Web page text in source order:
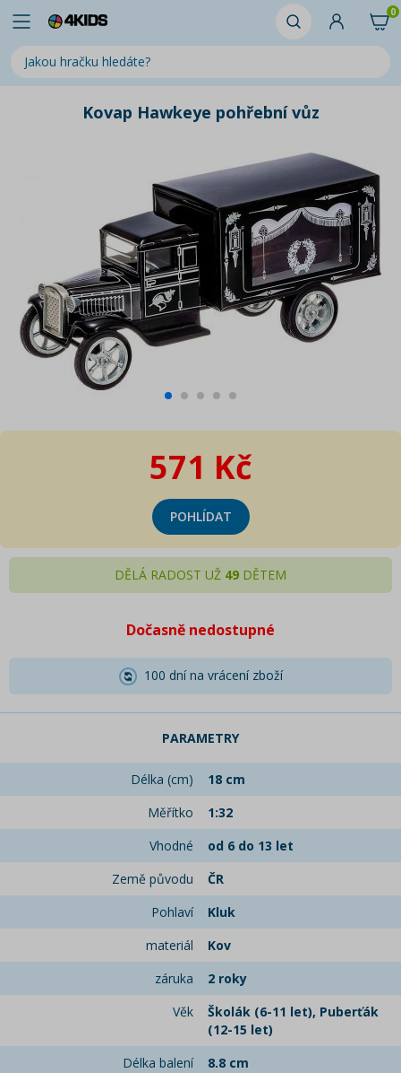
0
Kovap Hawkeye pohřební vůz
571 Kč
POHLÍDAT
DĚLÁ RADOST UŽ 49 DĚTEM
Dočasně nedostupné
100 dní na vrácení zboží
PARAMETRY
Délka (cm)
18 cm
Měřítko
1:32
Vhodné
od 6 do 13 let
Země původu
ČR
Pohlaví
Kluk
materiál
Kov
záruka
2 roky
Věk
Školák (6-11 let), Puberťák
(12-15 let)
Délka balení
8.8 cm